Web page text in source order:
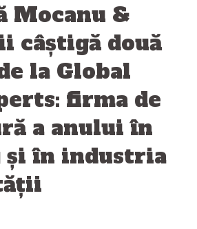
Mocanu &
câștigă două
la Global
firma de
a anului în
în industria